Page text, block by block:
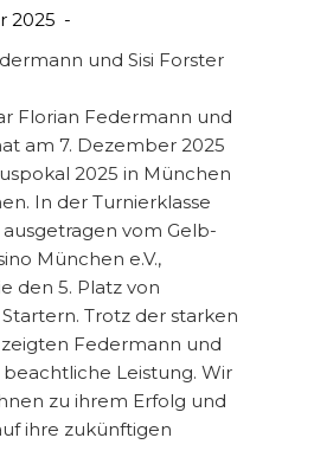
2025
Florian Federmann und
am 7. Dezember 2025
2025 in München
In der Turnierklasse
ausgetragen vom Gelb-
München e.V.,
den 5. Platz von
Trotz der starken
Federmann und
Leistung. Wir
zu ihrem Erfolg und
ihre zukünftigen